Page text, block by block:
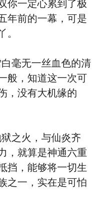
你一定心累到了极
年前的一幕，可是
。
无一丝血色的清
般，知道这一次可
，没有大机缘的
之火，与仙炎齐
，就算是神通六重
挡，能够将一切生
之一，实在是可怕